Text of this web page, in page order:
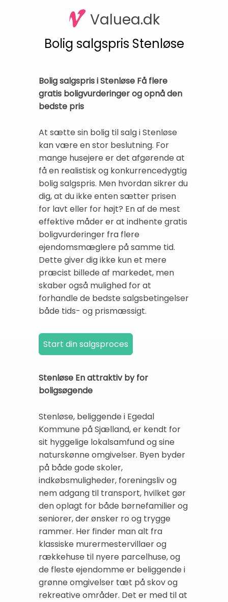
Valuea.dk
Bolig salgspris Stenløse
Bolig salgspris i Stenløse Få flere
gratis boligvurderinger og opnå den
bedste pris
At sætte sin bolig til salg i Stenløse
kan være en stor beslutning. For
mange husejere er det afgørende at
få en realistisk og konkurrencedygtig
bolig salgspris. Men hvordan sikrer du
dig, at du ikke enten sætter prisen
for lavt eller for højt? En af de mest
effektive måder er at indhente gratis
boligvurderinger fra flere
ejendomsmæglere på samme tid.
Dette giver dig ikke kun et mere
præcist billede af markedet, men
skaber også mulighed for at
forhandle de bedste salgsbetingelser
både tids- og prismæssigt.
Stenløse En attraktiv by for
boligsøgende
Stenløse, beliggende i Egedal
Kommune på Sjælland, er kendt for
sit hyggelige lokalsamfund og sine
naturskønne omgivelser. Byen byder
på både gode skoler,
indkøbsmuligheder, foreningsliv og
nem adgang til transport, hvilket gør
den oplagt for både børnefamilier og
seniorer, der ønsker ro og trygge
rammer. Her finder man alt fra
klassiske murermestervillaer og
rækkehuse til nyere parcelhuse, og
de fleste ejendomme er beliggende i
grønne omgivelser tæt på skov og
rekreative områder. Det er med til at